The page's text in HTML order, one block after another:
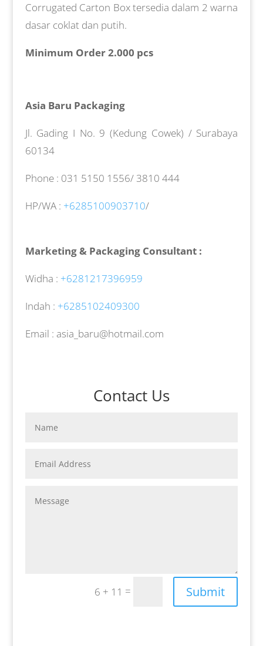
Corrugated Carton Box tersedia dalam 2 warna
dasar coklat dan putih.
Minimum Order 2.000 pcs
Asia Baru Packaging
Jl. Gading I No. 9 (Kedung Cowek) / Surabaya
60134
Phone : 031 5150 1556/ 3810 444
HP/WA : +6285100903710/
Marketing & Packaging Consultant :
Widha : +6281217396959
Indah : +6285102409300
Email : asia_baru@hotmail.com
Contact Us
6 + 11 = Submit